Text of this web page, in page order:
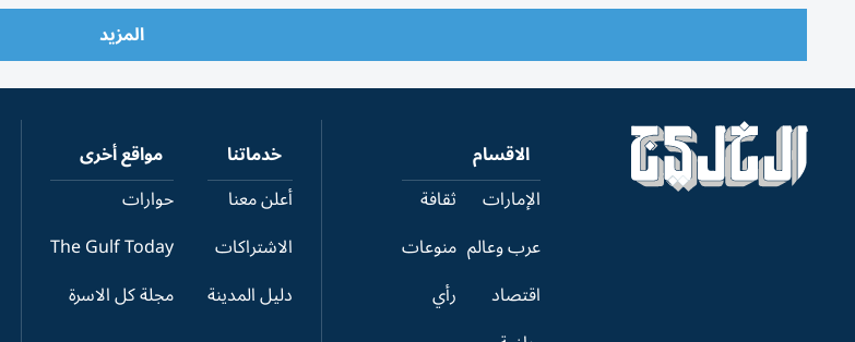
المزيد
الاقسام
الإمارات
عرب وعالم
اقتصاد
ثقافة
منوعات
رأي
خدماتنا
أعلن معنا
الاشتراكات
دليل المدينة
مواقع أخرى
حوارات
The Gulf Today
مجلة كل الاسرة